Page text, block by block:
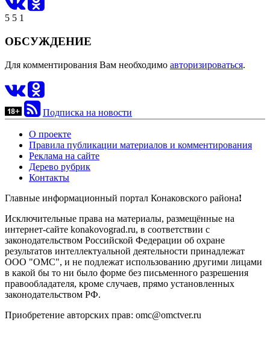
5 5 1
ОБСУЖДЕНИЕ
Для комментирования Вам необходимо авторизироваться.
Подписка на новости
О проекте
Правила публикации материалов и комментирования
Реклама на сайте
Дерево рубрик
Контакты
Главные информационный портал Конаковского района!
Исключительные права на материалы, размещённые на
интернет-сайте konakovograd.ru, в соответствии с
законодательством Российской Федерации об охране
результатов интеллектуальной деятельности принадлежат
ООО "ОМС", и не подлежат использованию другими лицами
в какой бы то ни было форме без письменного разрешения
правообладателя, кроме случаев, прямо установленных
законодательством РФ.
Приобретение авторских прав: omc@omctver.ru